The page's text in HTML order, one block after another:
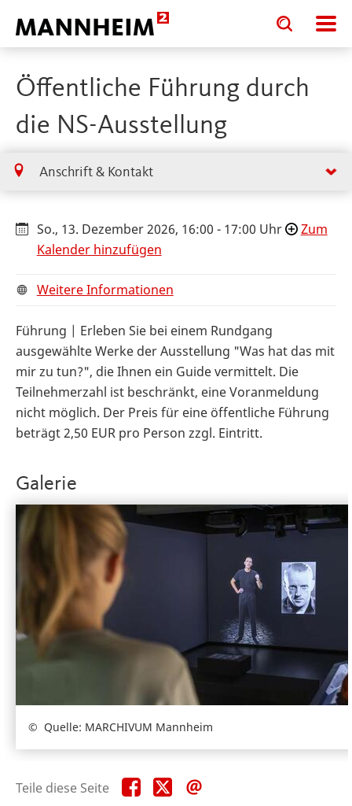
Toggle
search
input
Toggle
search
input
Öffentliche Führung durch
die NS-Ausstellung
Anschrift & Kontakt
So., 13. Dezember 2026, 16:00 - 17:00 Uhr
Zum
Kalender hinzufügen
Weitere Informationen
Führung | Erleben Sie bei einem Rundgang
ausgewählte Werke der Ausstellung "Was hat das mit
mir zu tun?", die Ihnen ein Guide vermittelt. Die
Teilnehmerzahl ist beschränkt, eine Voranmeldung
nicht möglich. Der Preis für eine öffentliche Führung
beträgt 2,50 EUR pro Person zzgl. Eintritt.
Galerie
Quelle: MARCHIVUM Mannheim
Teile diese Seite Teile
diese
Teile
diese